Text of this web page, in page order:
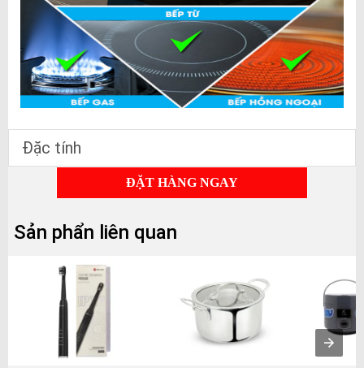
Đặc tính
ĐẶT HÀNG NGAY
Sản phẩn liên quan